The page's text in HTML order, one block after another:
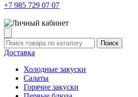
+7 985 729 07 07
Поиск
Доставка
Холодные закуски
Салаты
Горячие закуски